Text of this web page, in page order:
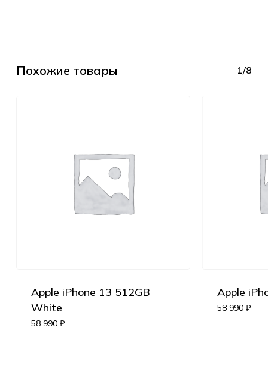
Похожие товары 1/8
Apple iPhone 13 512GB
White
58 990 ₽
Apple
58 990 ₽